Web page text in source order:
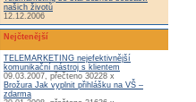
našich životů
12.12.2006
Nejčtenější
TELEMARKETING nejefektivnější
komunikační nástroj s klientem
09.03.2007, přečteno 30228 x
Brožura Jak vyplnit přihlášku na VŠ –
zdarma